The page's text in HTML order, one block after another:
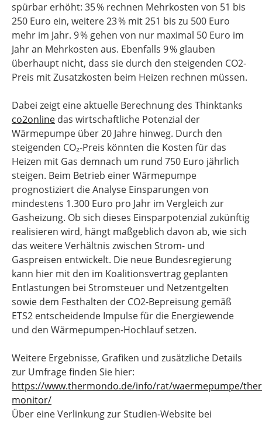
spürbar erhöht: 35 % rechnen Mehrkosten von 51 bis
250 Euro ein, weitere 23 % mit 251 bis zu 500 Euro
mehr im Jahr. 9 % gehen von nur maximal 50 Euro im
Jahr an Mehrkosten aus. Ebenfalls 9 % glauben
überhaupt nicht, dass sie durch den steigenden CO2-
Preis mit Zusatzkosten beim Heizen rechnen müssen.
Dabei zeigt eine aktuelle Berechnung des Thinktanks
co2online das wirtschaftliche Potenzial der
Wärmepumpe über 20 Jahre hinweg. Durch den
steigenden CO₂-Preis könnten die Kosten für das
Heizen mit Gas demnach um rund 750 Euro jährlich
steigen. Beim Betrieb einer Wärmepumpe
prognostiziert die Analyse Einsparungen von
mindestens 1.300 Euro pro Jahr im Vergleich zur
Gasheizung. Ob sich dieses Einsparpotenzial zukünftig
realisieren wird, hängt maßgeblich davon ab, wie sich
das weitere Verhältnis zwischen Strom- und
Gaspreisen entwickelt. Die neue Bundesregierung
kann hier mit den im Koalitionsvertrag geplanten
Entlastungen bei Stromsteuer und Netzentgelten
sowie dem Festhalten der CO2-Bepreisung gemäß
ETS2 entscheidende Impulse für die Energiewende
und den Wärmepumpen-Hochlauf setzen.
Weitere Ergebnisse, Grafiken und zusätzliche Details
zur Umfrage finden Sie hier:
https://www.thermondo.de/info/rat/waermepumpe/
monitor/
Über eine Verlinkung zur Studien-Website bei